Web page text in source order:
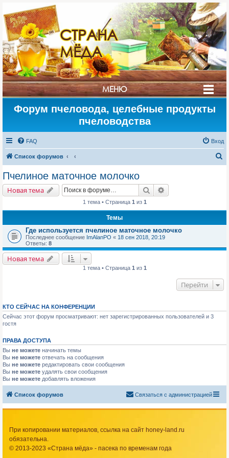
СТРАНА
МЁДА
МЕНЮ
Форум пчеловода, целебные продукты
пчеловодства
FAQ Вход
Список форумов
Пчелиное маточное молочко
Новая тема Поиск
1 тема • Страница 1 из 1
Темы
Где используется пчелиное маточное молочко
Последнее сообщение ImAlanPO « 18 сен 2018, 20:19
Ответы: 8
Новая тема
1 тема • Страница 1 из 1
Перейти
КТО СЕЙЧАС НА КОНФЕРЕНЦИИ
Сейчас этот форум просматривают: нет зарегистрированных пользователей и 3
гостя
ПРАВА ДОСТУПА
Вы не можете начинать темы
Вы не можете отвечать на сообщения
Вы не можете редактировать свои сообщения
Вы не можете удалять свои сообщения
Вы не можете добавлять вложения
Список форумов Связаться с администрацией
При копировании материалов, ссылка на сайт honey-land.ru
обязательна.
© 2013-2023 «Страна мёда» - пасека по временам года